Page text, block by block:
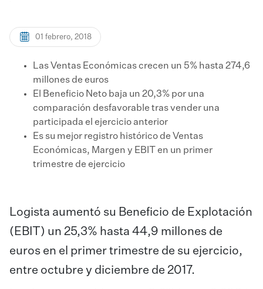
01 febrero, 2018
Las Ventas Económicas crecen un 5% hasta 274,6
millones de euros
​El Beneficio Neto baja un 20,3% por una
comparación desfavorable tras vender una
participada el ejercicio anterior
Es su mejor registro histórico de Ventas
Económicas, Margen y EBIT en un primer
trimestre de ejercicio
Logista aumentó su Beneficio de Explotación
(EBIT) un 25,3% hasta 44,9 millones de
euros en el primer trimestre de su ejercicio,
entre octubre y diciembre de 2017.